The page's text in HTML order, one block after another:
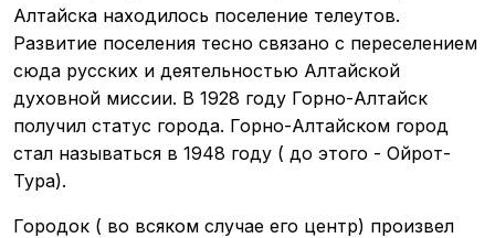
Алтайска находилось поселение телеутов.
Развитие поселения тесно связано с переселением
сюда русских и деятельностью Алтайской
духовной миссии. В 1928 году Горно-Алтайск
получил статус города. Горно-Алтайском город
стал называться в 1948 году ( до этого - Ойрот-
Тура).
Городок ( во всяком случае его центр) произвел